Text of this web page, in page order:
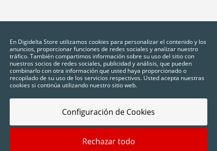
2025 © Digidelta Store - Think Green. Todos los derechos reservados.
En Digidelta Store utilizamos cookies para personalizar el contenido y los
anuncios, proporcionar funciones de redes sociales y analizar nuestro
tráfico. También compartimos información sobre su uso del sitio con
nuestros socios de redes sociales, publicidad y análisis, que pueden
combinarlo con otra información que usted haya proporcionado o
recopilado de su uso de los servicios respectivos. Usted acepta nuestras
cookies si continúa utilizando nuestro sitio web.
Configuración de Cookies
Rechazar todo